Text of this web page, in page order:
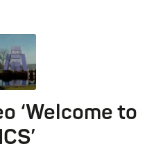
‘Welcome to